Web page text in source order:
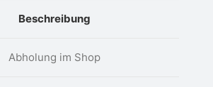
Beschreibung
Abholung im Shop